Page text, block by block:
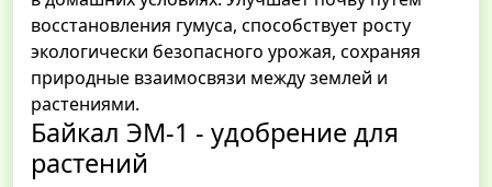
восстановления гумуса, способствует росту
экологически безопасного урожая, сохраняя
природные взаимосвязи между землей и
растениями.
Байкал ЭМ-1 - удобрение для
растений